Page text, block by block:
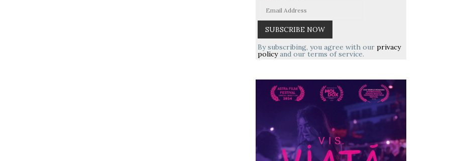
By subscribing, you agree with our privacy
policyand our terms of service.